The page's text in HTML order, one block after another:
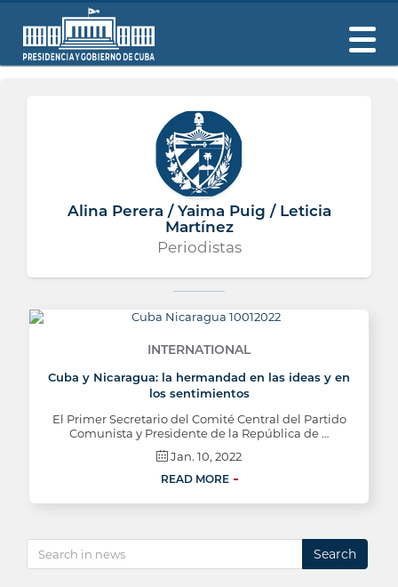
Alina Perera / Yaima Puig / Leticia
Martínez
Periodistas
INTERNATIONAL
Cuba y Nicaragua: la hermandad en las ideas y en
los sentimientos
El Primer Secretario del Comité Central del Partido
Comunista y Presidente de la República de …
Jan. 10, 2022
READ MORE
Search